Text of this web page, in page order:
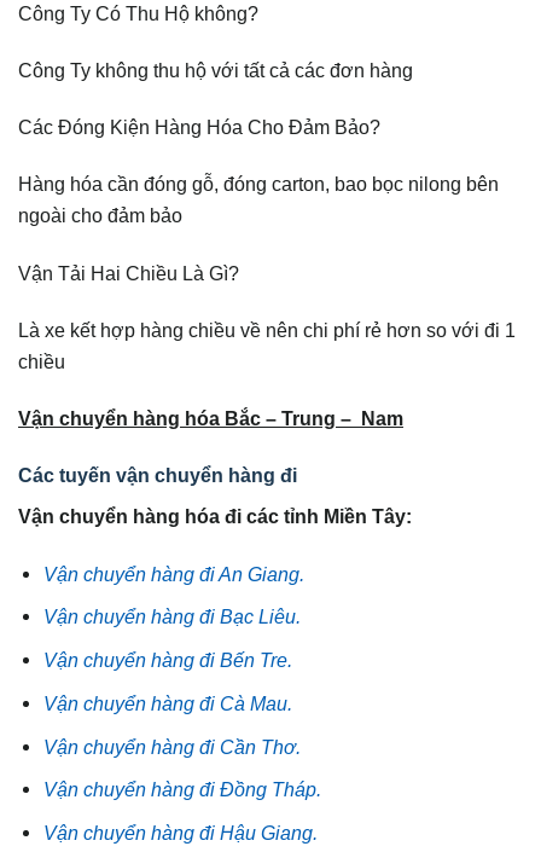
Công Ty Có Thu Hộ không?
Công Ty không thu hộ với tất cả các đơn hàng
Các Đóng Kiện Hàng Hóa Cho Đảm Bảo?
Hàng hóa cần đóng gỗ, đóng carton, bao bọc nilong bên
ngoài cho đảm bảo
Vận Tải Hai Chiều Là Gì?
Là xe kết hợp hàng chiều về nên chi phí rẻ hơn so với đi 1
chiều
Vận chuyển hàng hóa Bắc – Trung – Nam
Các tuyến vận chuyển hàng đi
Vận chuyển hàng hóa đi các tỉnh Miền Tây:
Vận chuyển hàng đi An Giang.
Vận chuyển hàng đi Bạc Liêu.
Vận chuyển hàng đi Bến Tre.
Vận chuyển hàng đi Cà Mau.
Vận chuyển hàng đi Cần Thơ.
Vận chuyển hàng đi Đồng Tháp.
Vận chuyển hàng đi Hậu Giang.